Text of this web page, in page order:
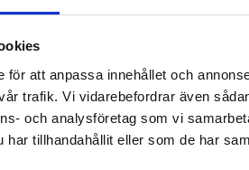
för att anpassa innehållet och
trafik. Vi vidarebefordrar även
och analysföretag som vi
har tillhandahållit eller som de har